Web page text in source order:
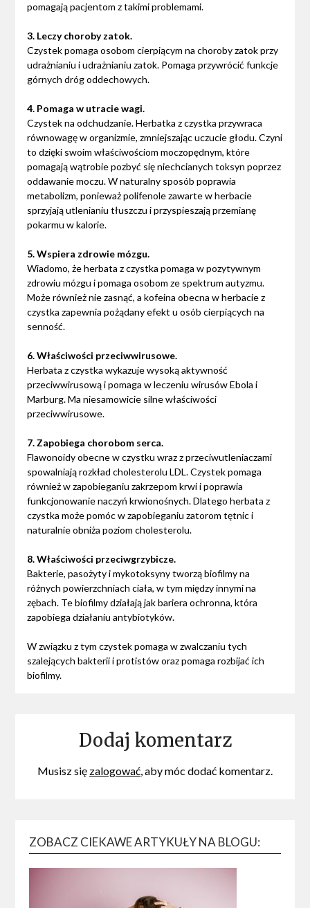
pomagają pacjentom z takimi problemami.
3. Leczy choroby zatok.
Czystek pomaga osobom cierpiącym na choroby zatok przy
udrażnianiu i udrażnianiu zatok. Pomaga przywrócić funkcje
górnych dróg oddechowych.
4. Pomaga w utracie wagi.
Czystek na odchudzanie. Herbatka z czystka przywraca
równowagę w organizmie, zmniejszając uczucie głodu. Czyni
to dzięki swoim właściwościom moczopędnym, które
pomagają wątrobie pozbyć się niechcianych toksyn poprzez
oddawanie moczu. W naturalny sposób poprawia
metabolizm, ponieważ polifenole zawarte w herbacie
sprzyjają utlenianiu tłuszczu i przyspieszają przemianę
pokarmu w kalorie.
5. Wspiera zdrowie mózgu.
Wiadomo, że herbata z czystka pomaga w pozytywnym
zdrowiu mózgu i pomaga osobom ze spektrum autyzmu.
Może również nie zasnąć, a kofeina obecna w herbacie z
czystka zapewnia pożądany efekt u osób cierpiących na
senność.
6. Właściwości przeciwwirusowe.
Herbata z czystka wykazuje wysoką aktywność
przeciwwirusową i pomaga w leczeniu wirusów Ebola i
Marburg. Ma niesamowicie silne właściwości
przeciwwirusowe.
7. Zapobiega chorobom serca.
Flawonoidy obecne w czystku wraz z przeciwutleniaczami
spowalniają rozkład cholesterolu LDL. Czystek pomaga
również w zapobieganiu zakrzepom krwi i poprawia
funkcjonowanie naczyń krwionośnych. Dlatego herbata z
czystka może pomóc w zapobieganiu zatorom tętnic i
naturalnie obniża poziom cholesterolu.
8. Właściwości przeciwgrzybicze.
Bakterie, pasożyty i mykotoksyny tworzą biofilmy na
różnych powierzchniach ciała, w tym między innymi na
zębach. Te biofilmy działają jak bariera ochronna, która
zapobiega działaniu antybiotyków.
W związku z tym czystek pomaga w zwalczaniu tych
szalejących bakterii i protistów oraz pomaga rozbijać ich
biofilmy.
Dodaj komentarz
Musisz się zalogować , aby móc dodać komentarz.
ZOBACZ CIEKAWE ARTYKUŁY NA BLOGU: